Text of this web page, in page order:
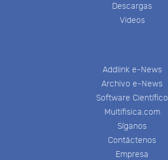
Descargas
Videos
Addlink e-News
Archivo e-News
Software Científico
Multifisica.com
Síganos
Contáctenos
Empresa